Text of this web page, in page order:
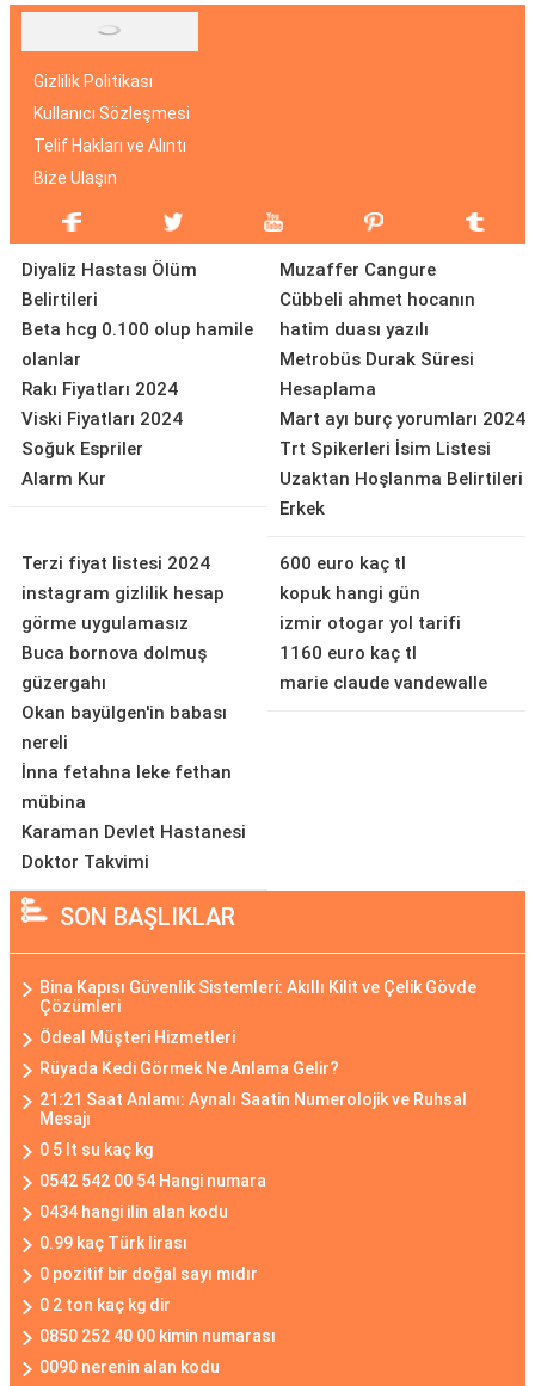
Gizlilik Politikası
Kullanıcı Sözleşmesi
Telif Hakları ve Alıntı
Bize Ulaşın
Diyaliz Hastası Ölüm
Belirtileri
Beta hcg 0.100 olup hamile
olanlar
Rakı Fiyatları 2024
Viski Fiyatları 2024
Soğuk Espriler
Alarm Kur
Muzaffer Cangure
Cübbeli ahmet hocanın
hatim duası yazılı
Metrobüs Durak Süresi
Hesaplama
Mart ayı burç yorumları 2024
Trt Spikerleri İsim Listesi
Uzaktan Hoşlanma Belirtileri
Erkek
Terzi fiyat listesi 2024
instagram gizlilik hesap
görme uygulamasız
Buca bornova dolmuş
güzergahı
Okan bayülgen'in babası
nereli
İnna fetahna leke fethan
mübina
Karaman Devlet Hastanesi
Doktor Takvimi
600 euro kaç tl
kopuk hangi gün
izmir otogar yol tarifi
1160 euro kaç tl
marie claude vandewalle
SON BAŞLIKLAR
Bina Kapısı Güvenlik Sistemleri: Akıllı Kilit ve Çelik Gövde
Çözümleri
Ödeal Müşteri Hizmetleri
Rüyada Kedi Görmek Ne Anlama Gelir?
21:21 Saat Anlamı: Aynalı Saatin Numerolojik ve Ruhsal
Mesajı
0 5 lt su kaç kg
0542 542 00 54 Hangi numara
0434 hangi ilin alan kodu
0.99 kaç Türk lirası
0 pozitif bir doğal sayı mıdır
0 2 ton kaç kg dir
0850 252 40 00 kimin numarası
0090 nerenin alan kodu